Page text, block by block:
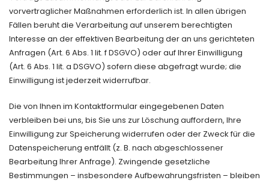
vorvertraglicher Maßnahmen erforderlich ist. In allen übrigen
Fällen beruht die Verarbeitung auf unserem berechtigten
Interesse an der effektiven Bearbeitung der an uns gerichteten
Anfragen (Art. 6 Abs. 1 lit. f DSGVO) oder auf Ihrer Einwilligung
(Art. 6 Abs. 1 lit. a DSGVO) sofern diese abgefragt wurde; die
Einwilligung ist jederzeit widerrufbar.
Die von Ihnen im Kontaktformular eingegebenen Daten
verbleiben bei uns, bis Sie uns zur Löschung auffordern, Ihre
Einwilligung zur Speicherung widerrufen oder der Zweck für die
Datenspeicherung entfällt (z. B. nach abgeschlossener
Bearbeitung Ihrer Anfrage). Zwingende gesetzliche
Bestimmungen – insbesondere Aufbewahrungsfristen – bleiben